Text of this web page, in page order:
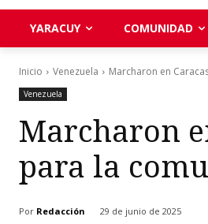
YARACUY COMUNIDAD
Inicio Venezuela Marcharon en
Venezuela
Marcharon
para la
Por Redacción 29 de junio de 2025